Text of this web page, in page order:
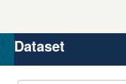
Organizzazioni
Gruppi
Dataset